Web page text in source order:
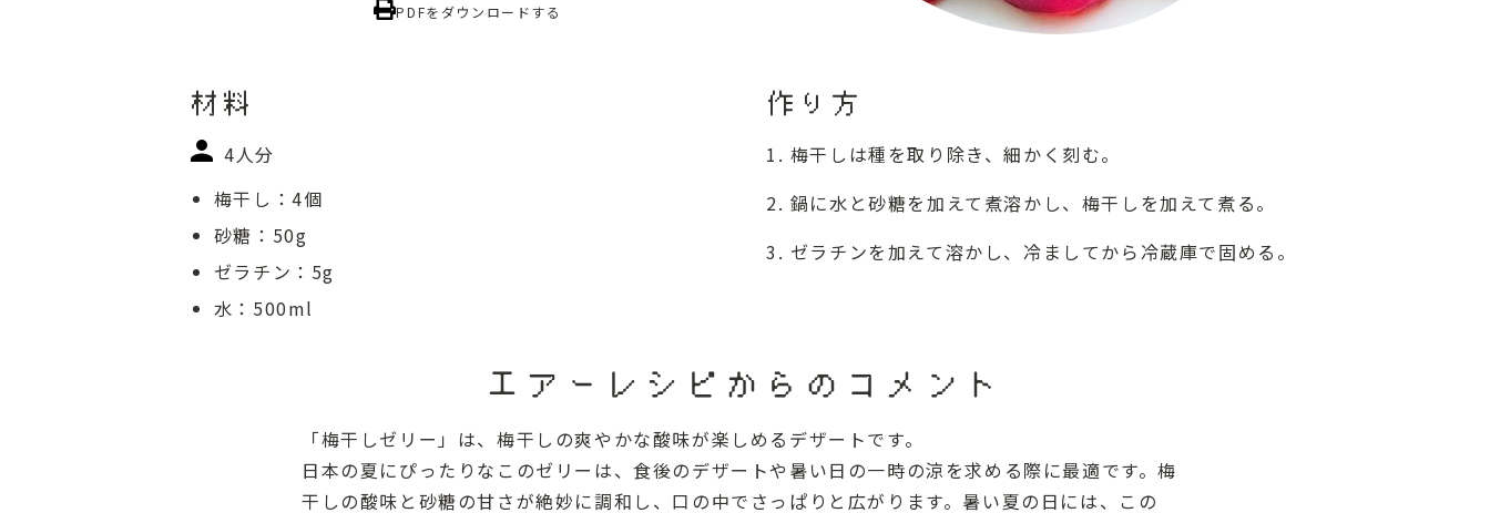
PDFをダウンロードする
材料
4人分
梅干し：4個
砂糖：50g
ゼラチン：5g
水：500ml
作り方
梅干しは種を取り除き、細かく刻む。
鍋に水と砂糖を加えて煮溶かし、梅干しを加えて煮る。
ゼラチンを加えて溶かし、冷ましてから冷蔵庫で固める。
エアーレシピからのコメント
「梅干しゼリー」は、梅干しの爽やかな酸味が楽しめるデザートです。
日本の夏にぴったりなこのゼリーは、食後のデザートや暑い日の一時の涼を求める際に最適です。梅
干しの酸味と砂糖の甘さが絶妙に調和し、口の中でさっぱりと広がります。暑い夏の日には、この